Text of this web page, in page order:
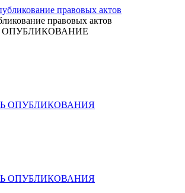
правовых актов
ОПУБЛИКОВАНИЯ
ОПУБЛИКОВАНИЯ